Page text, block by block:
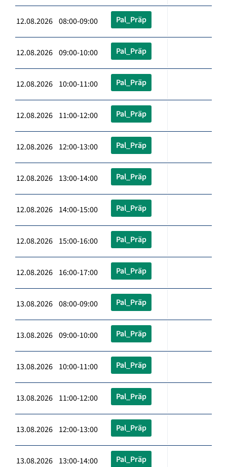
12.08.2026 08:00-09:00 Pal_Präp
12.08.2026 09:00-10:00 Pal_Präp
12.08.2026 10:00-11:00 Pal_Präp
12.08.2026 11:00-12:00 Pal_Präp
12.08.2026 12:00-13:00 Pal_Präp
12.08.2026 13:00-14:00 Pal_Präp
12.08.2026 14:00-15:00 Pal_Präp
12.08.2026 15:00-16:00 Pal_Präp
12.08.2026 16:00-17:00 Pal_Präp
13.08.2026 08:00-09:00 Pal_Präp
13.08.2026 09:00-10:00 Pal_Präp
13.08.2026 10:00-11:00 Pal_Präp
13.08.2026 11:00-12:00 Pal_Präp
13.08.2026 12:00-13:00 Pal_Präp
13.08.2026 13:00-14:00 Pal_Präp